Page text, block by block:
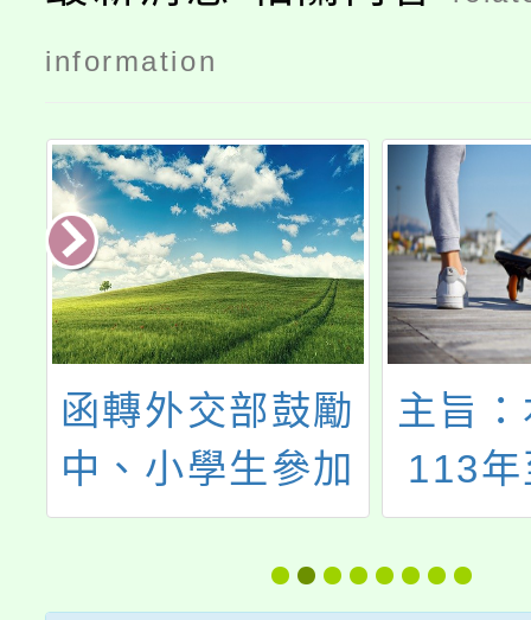
information
函轉外交部鼓勵
中、小學生參加
外交部領事事務
局「PaGamO旅
主旨
113
「文
化體